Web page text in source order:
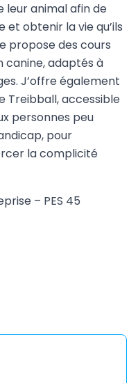
leur animal afin de
obtenir la vie qu’ils
propose des cours
canine, adaptés à
J’offre également
Treibball, accessible
personnes peu
pour
la complicité
– PES 45